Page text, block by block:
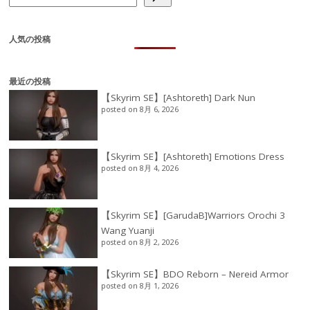
人気の投稿
最近の投稿
【Skyrim SE】[Ashtoreth] Dark Nun
posted on 8月 6, 2026
【Skyrim SE】[Ashtoreth] Emotions Dress
posted on 8月 4, 2026
【Skyrim SE】[GarudaB]Warriors Orochi 3
Wang Yuanji
posted on 8月 2, 2026
【Skyrim SE】BDO Reborn – Nereid Armor
posted on 8月 1, 2026